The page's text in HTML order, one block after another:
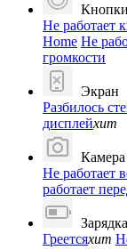
Кнопки
Не работает
Home Не
громкости
Экран
Разбилось
дисплейхит
Камера
Не работает
работает
Греетсяхит